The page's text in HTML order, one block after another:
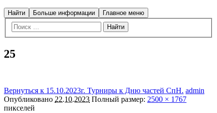
Найти Больше информации Главное меню
25
Вернуться к 15.10.2023г. Турниры к Дню частей СпН. admin
Опубликовано 22.10.2023 Полный размер: 2500 × 1767
пикселей